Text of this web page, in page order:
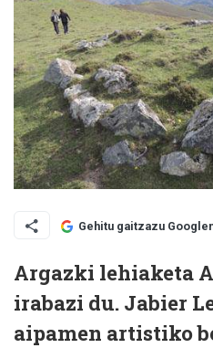
Gehitu gaitzazu
Argazki lehiaketa
irabazi du. Jabier
aipamen artistiko